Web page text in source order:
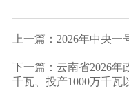
上一篇：2026年中央一
下一篇：云南省2026年
千瓦、投产1000万千瓦